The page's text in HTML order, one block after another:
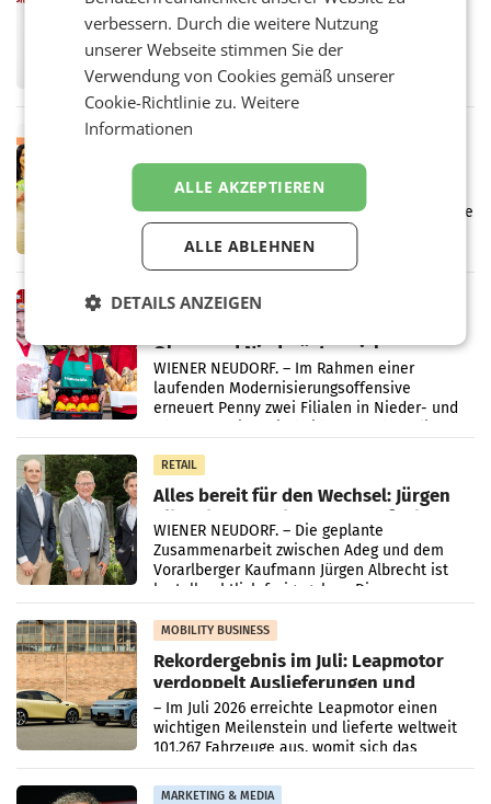
überraschend viel Gewinn
UNTERFÖHRING/MAILAND/AMSTERDAM. Der
Fernsehkonzern ProSiebenSat.1 hat im
Frühjahr dank Kostensenkungen operativ
wieder Gewinn gemacht und die
RETAIL
Eine Bühne für Zirkularität: ARA und
Müller informieren am POS über
Kreislauffähigkeit
Über den gesamten August hinweg rücken die
Altstoff Recycling Austria AG (ARA) und der
Handelskonzern Müller die Initiative
„Kreislauf-Helden“ in allen österreichischen
RETAIL
Ober- und Niederösterreich
WIENER NEUDORF. – Im Rahmen einer
laufenden Modernisierungsoffensive
erneuert Penny zwei Filialen in Nieder- und
RETAIL
Alles bereit für den Wechsel: Jürgen
Albrecht setzt ab 1.1.2027 auf Adeg
WIENER NEUDORF. – Die geplante
Zusammenarbeit zwischen Adeg und dem
Vorarlberger Kaufmann Jürgen Albrecht ist
kartellrechtlich freigegeben: Die
Bundeswettbewerbsbehörde und der
Bundeskartellanwalt
MOBILITY BUSINESS
Rekordergebnis im Juli: Leapmotor
verdoppelt Auslieferungen und
überschreitet die 100.000er-Marke
– Im Juli 2026 erreichte Leapmotor einen
wichtigen Meilenstein und lieferte weltweit
101.267 Fahrzeuge aus, womit sich das
Ergebnis gegenüber Juli 2025 mehr als
verdoppelte (+102
MARKETING & MEDIA
verbessern. Durch die weitere Nutzung
unserer Webseite stimmen Sie der
Verwendung von Cookies gemäß unserer
Cookie-Richtlinie zu.Weitere
Informationen
ALLE AKZEPTIEREN
ALLE ABLEHNEN
DETAILS ANZEIGEN